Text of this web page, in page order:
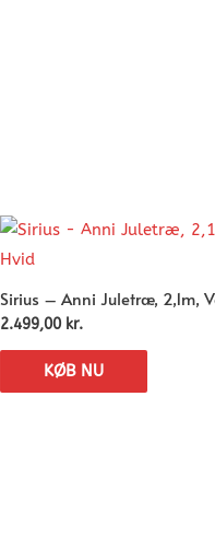
Sirius – Anni Juletræ, 2,1m,
2.499,00 kr.
KØB NU